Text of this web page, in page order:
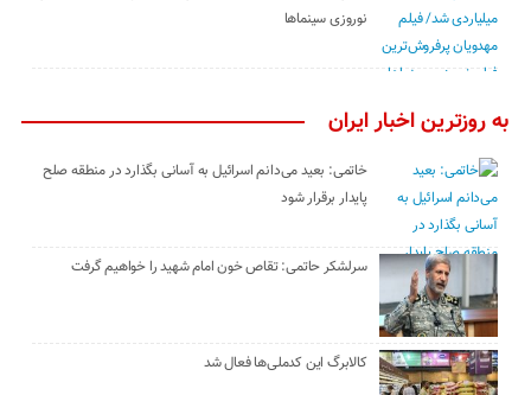
نوروزی سینماها
به روزترین اخبار ایران
خاتمی: بعید می‌دانم اسرائیل به آسانی بگذارد در منطقه صلح
پایدار برقرار شود
سرلشکر حاتمی: تقاص خون امام شهید را خواهیم گرفت
کالابرگ این کدملی‌ها فعال شد